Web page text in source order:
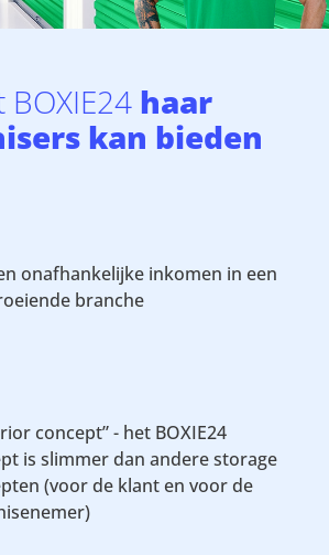
BOXIE24 haar
kan bieden
onafhankelijke inkomen in een
branche
concept” - het BOXIE24
is slimmer dan andere storage
(voor de klant en voor de